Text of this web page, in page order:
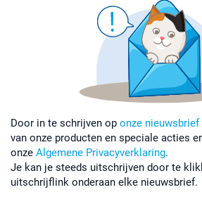
Door in te schrijven op onze nieuwsbrief
van onze producten en speciale acties
onze Algemene Privacyverklaring.
Je kan je steeds uitschrijven door te
uitschrijflink onderaan elke nieuwsbrief.